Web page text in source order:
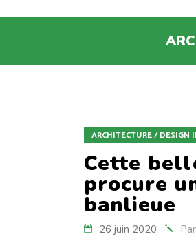
ARCHITECTURE / DESIGN
Cette
procure
banlieue
26 juin 2020 Par